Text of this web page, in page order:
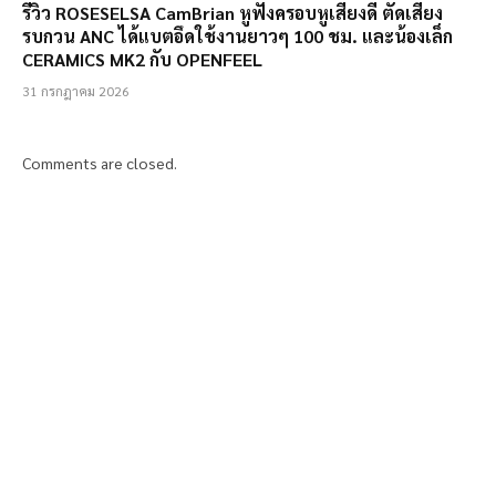
รีวิว ROSESELSA CamBrian หูฟังครอบหูเสียงดี ตัดเสียง
รบกวน ANC ได้แบตอึดใช้งานยาวๆ 100 ชม. และน้องเล็ก
CERAMICS MK2 กับ OPENFEEL
31 กรกฎาคม 2026
Comments are closed.